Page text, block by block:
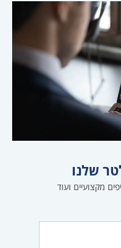
שלנו
מקצועיים ועוד